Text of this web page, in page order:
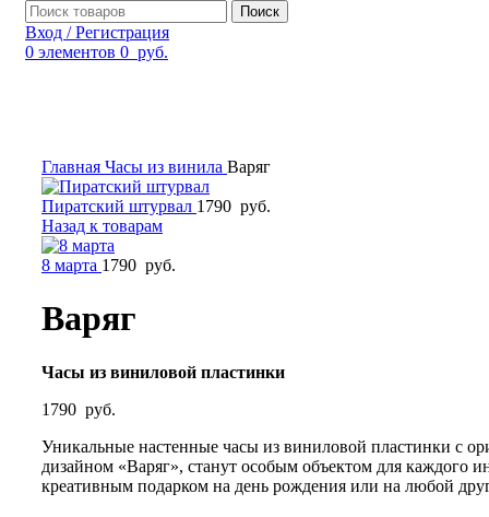
Поиск
Вход / Регистрация
0 элементов 0 руб.
Главная Часы из винила Варяг
Пиратский штурвал 1790 руб.
Назад к товарам
8 марта 1790 руб.
Варяг
Часы из виниловой пластинки
1790 руб.
Уникальные настенные часы из виниловой пластинки с
дизайном «Варяг», станут особым объектом для каждого
креативным подарком на день рождения или на любой